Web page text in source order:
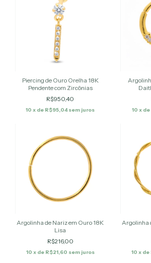
Piercing de Ouro Orelha 18K
Pendente com Zircônias
R$950,40
10 x de R$95,04 sem juros 10 x de
Argolinha de Nariz em Ouro 18K
Lisa
R$216,00
10 x de R$21,60 sem juros
Argolinha
10 x de